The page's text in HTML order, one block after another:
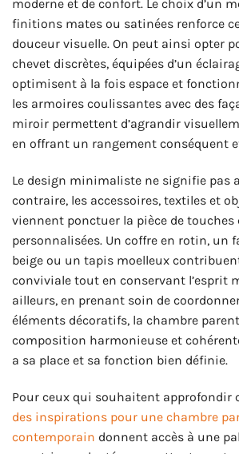
moderne et de confort. Le choix d’un
finitions mates ou satinées renforce
douceur visuelle. On peut ainsi opter
chevet discrètes, équipées d’un
optimisent à la fois espace et
les armoires coulissantes avec des
miroir permettent d’agrandir
en offrant un rangement conséquent
Le design minimaliste ne signifie pas
contraire, les accessoires, textiles et
viennent ponctuer la pièce de touches
personnalisées. Un coffre en rotin, un
beige ou un tapis moelleux
conviviale tout en conservant l’esprit
ailleurs, en prenant soin de
éléments décoratifs, la chambre
composition harmonieuse et
a sa place et sa fonction bien définie.
Pour ceux qui souhaitent approfondir
des inspirations pour une chambre
contemporain donnent accès à une